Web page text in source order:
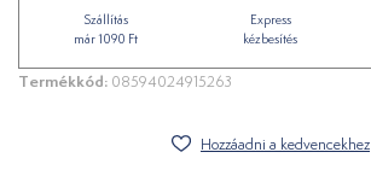
Szállítás
már 1090 Ft
Express
kézbesítés
Termékkód: 08594024915263
Hozzáadni a kedvencekhez